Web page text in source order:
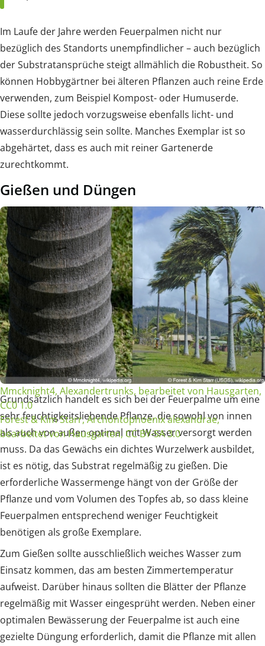
Im Laufe der Jahre werden Feuerpalmen nicht nur
bezüglich des Standorts unempfindlicher – auch bezüglich
der Substratansprüche steigt allmählich die Robustheit. So
können Hobbygärtner bei älteren Pflanzen auch reine Erde
verwenden, zum Beispiel Kompost- oder Humuserde.
Diese sollte jedoch vorzugsweise ebenfalls licht- und
wasserdurchlässig sein sollte. Manches Exemplar ist so
abgehärtet, dass es auch mit reiner Gartenerde
zurechtkommt.
Gießen und Düngen
Mmcknight4, Alexandertrunks, bearbeitet von Hausgarten,
CC0 1.0
Forest & Kim Starr, Archontophoenix alexandrae,
bearbeitet von Hausgarten, CC BY-SA 3.0
Grundsätzlich handelt es sich bei der Feuerpalme um eine
sehr feuchtigkeitsliebende Pflanze, die sowohl von innen
als auch von außen optimal mit Wasser versorgt werden
muss. Da das Gewächs ein dichtes Wurzelwerk ausbildet,
ist es nötig, das Substrat regelmäßig zu gießen. Die
erforderliche Wassermenge hängt von der Größe der
Pflanze und vom Volumen des Topfes ab, so dass kleine
Feuerpalmen entsprechend weniger Feuchtigkeit
benötigen als große Exemplare.
Zum Gießen sollte ausschließlich weiches Wasser zum
Einsatz kommen, das am besten Zimmertemperatur
aufweist. Darüber hinaus sollten die Blätter der Pflanze
regelmäßig mit Wasser eingesprüht werden. Neben einer
optimalen Bewässerung der Feuerpalme ist auch eine
gezielte Düngung erforderlich, damit die Pflanze mit allen